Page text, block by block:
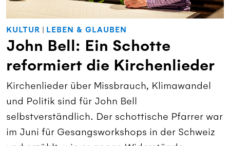
KULTUR | LEBEN & GLAUBEN
John Bell: Ein Schotte
reformiert die Kirchenlieder
Kirchenlieder über Missbrauch, Klimawandel
und Politik sind für John Bell
selbstverständlich. Der schottische Pfarrer war
im Juni für Gesangsworkshops in der Schweiz